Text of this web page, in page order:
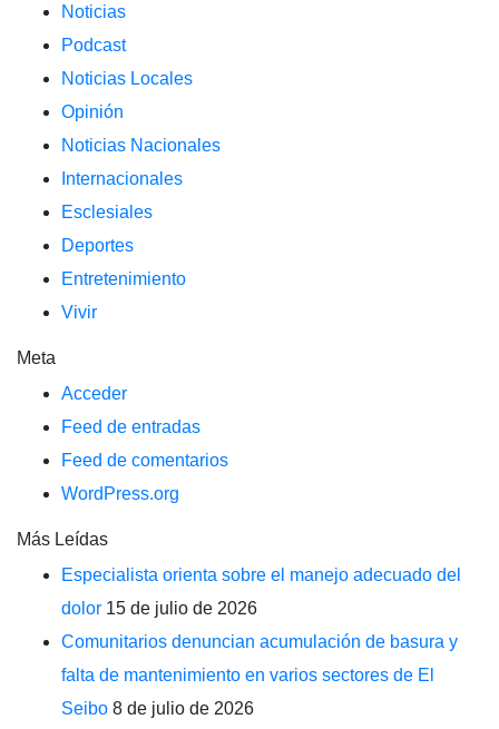
Noticias
Podcast
Noticias Locales
Opinión
Noticias Nacionales
Internacionales
Esclesiales
Deportes
Entretenimiento
Vivir
Meta
Acceder
Feed de entradas
Feed de comentarios
WordPress.org
Más Leídas
Especialista orienta sobre el manejo adecuado del
dolor 15 de julio de 2026
Comunitarios denuncian acumulación de basura y
falta de mantenimiento en varios sectores de El
Seibo 8 de julio de 2026